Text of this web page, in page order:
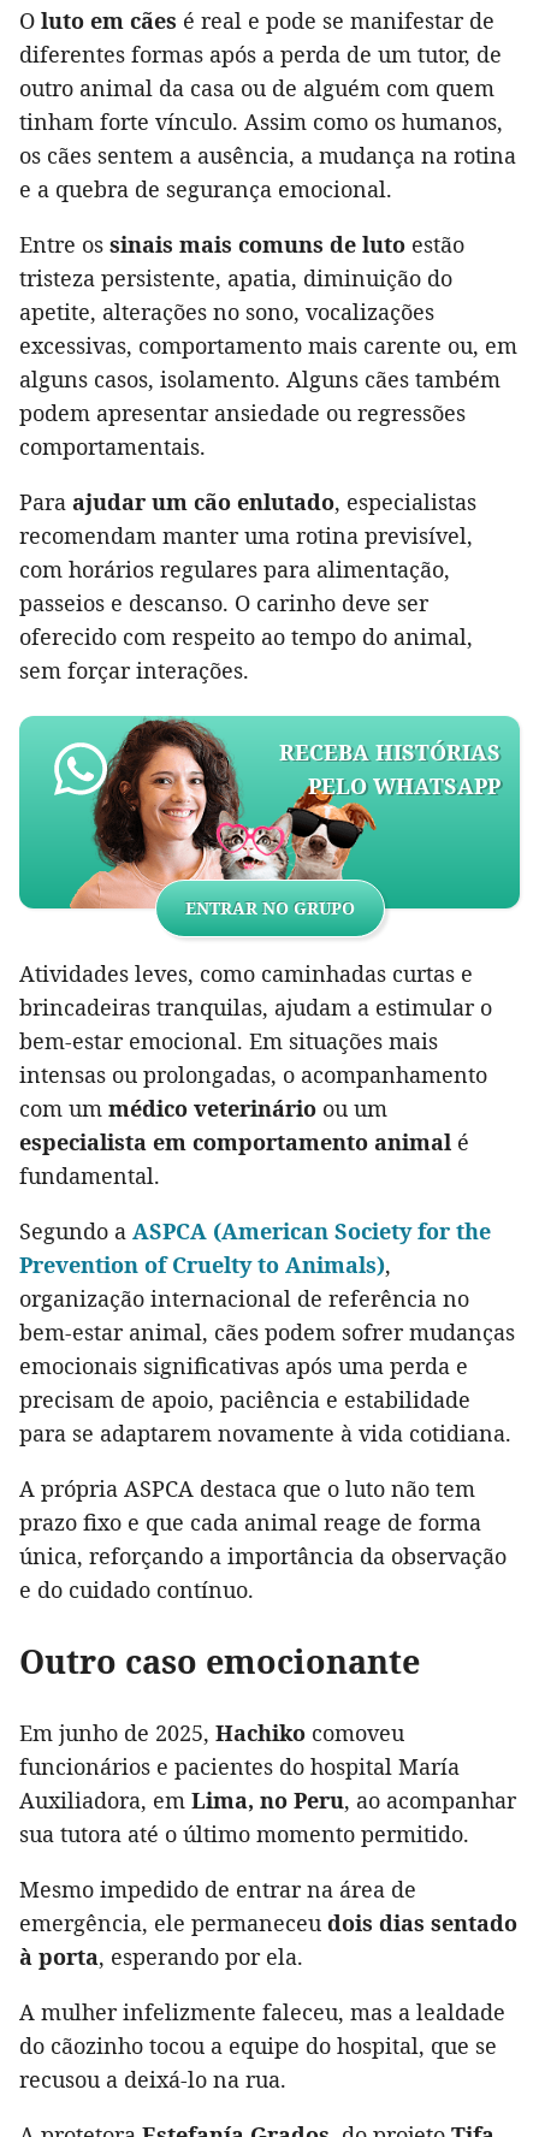
O luto em cães é real e pode se manifestar de
diferentes formas após a perda de um tutor, de
outro animal da casa ou de alguém com quem
tinham forte vínculo. Assim como os humanos,
os cães sentem a ausência, a mudança na rotina
e a quebra de segurança emocional.
Entre os sinais mais comuns de luto estão
tristeza persistente, apatia, diminuição do
apetite, alterações no sono, vocalizações
excessivas, comportamento mais carente ou, em
alguns casos, isolamento. Alguns cães também
podem apresentar ansiedade ou regressões
comportamentais.
Para ajudar um cão enlutado, especialistas
recomendam manter uma rotina previsível,
com horários regulares para alimentação,
passeios e descanso. O carinho deve ser
oferecido com respeito ao tempo do animal,
sem forçar interações.
RECEBA HISTÓRIAS
PELO WHATSAPP
ENTRAR NO GRUPO
Atividades leves, como caminhadas curtas e
brincadeiras tranquilas, ajudam a estimular o
bem-estar emocional. Em situações mais
intensas ou prolongadas, o acompanhamento
com um médico veterinário ou um
especialista em comportamento animal é
fundamental.
Segundo a ASPCA (American Society for the
Prevention of Cruelty to Animals),
organização internacional de referência no
bem-estar animal, cães podem sofrer mudanças
emocionais significativas após uma perda e
precisam de apoio, paciência e estabilidade
para se adaptarem novamente à vida cotidiana.
A própria ASPCA destaca que o luto não tem
prazo fixo e que cada animal reage de forma
única, reforçando a importância da observação
e do cuidado contínuo.
Outro caso emocionante
Em junho de 2025, Hachiko comoveu
funcionários e pacientes do hospital María
Auxiliadora, em Lima, no Peru, ao acompanhar
sua tutora até o último momento permitido.
Mesmo impedido de entrar na área de
emergência, ele permaneceu dois dias sentado
à porta, esperando por ela.
A mulher infelizmente faleceu, mas a lealdade
do cãozinho tocou a equipe do hospital, que se
recusou a deixá-lo na rua.